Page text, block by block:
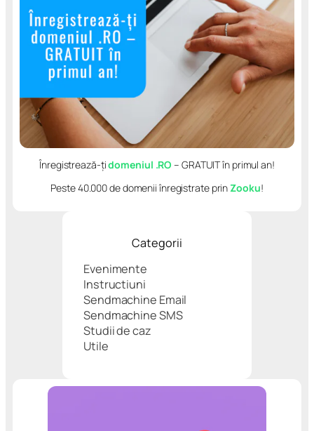
Înregistrează-țidomeniul .RO – GRATUIT în primul an!
Peste 40.000 de domenii înregistrate prinZooku!
Categorii
Evenimente
Instructiuni
Sendmachine Email
Sendmachine SMS
Studii de caz
Utile